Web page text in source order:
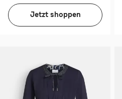
Jetzt shoppen